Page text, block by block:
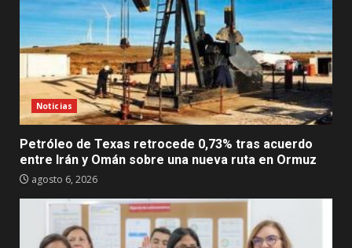
Noticias
Petróleo de Texas retrocede 0,73% tras acuerdo
entre Irán y Omán sobre una nueva ruta en Ormuz
agosto 6, 2026